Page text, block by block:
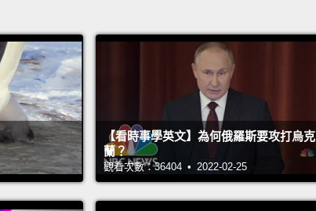
【看時事學英文】為何俄羅斯要攻打烏克
蘭？
觀看次數：36404 • 2022-02-25